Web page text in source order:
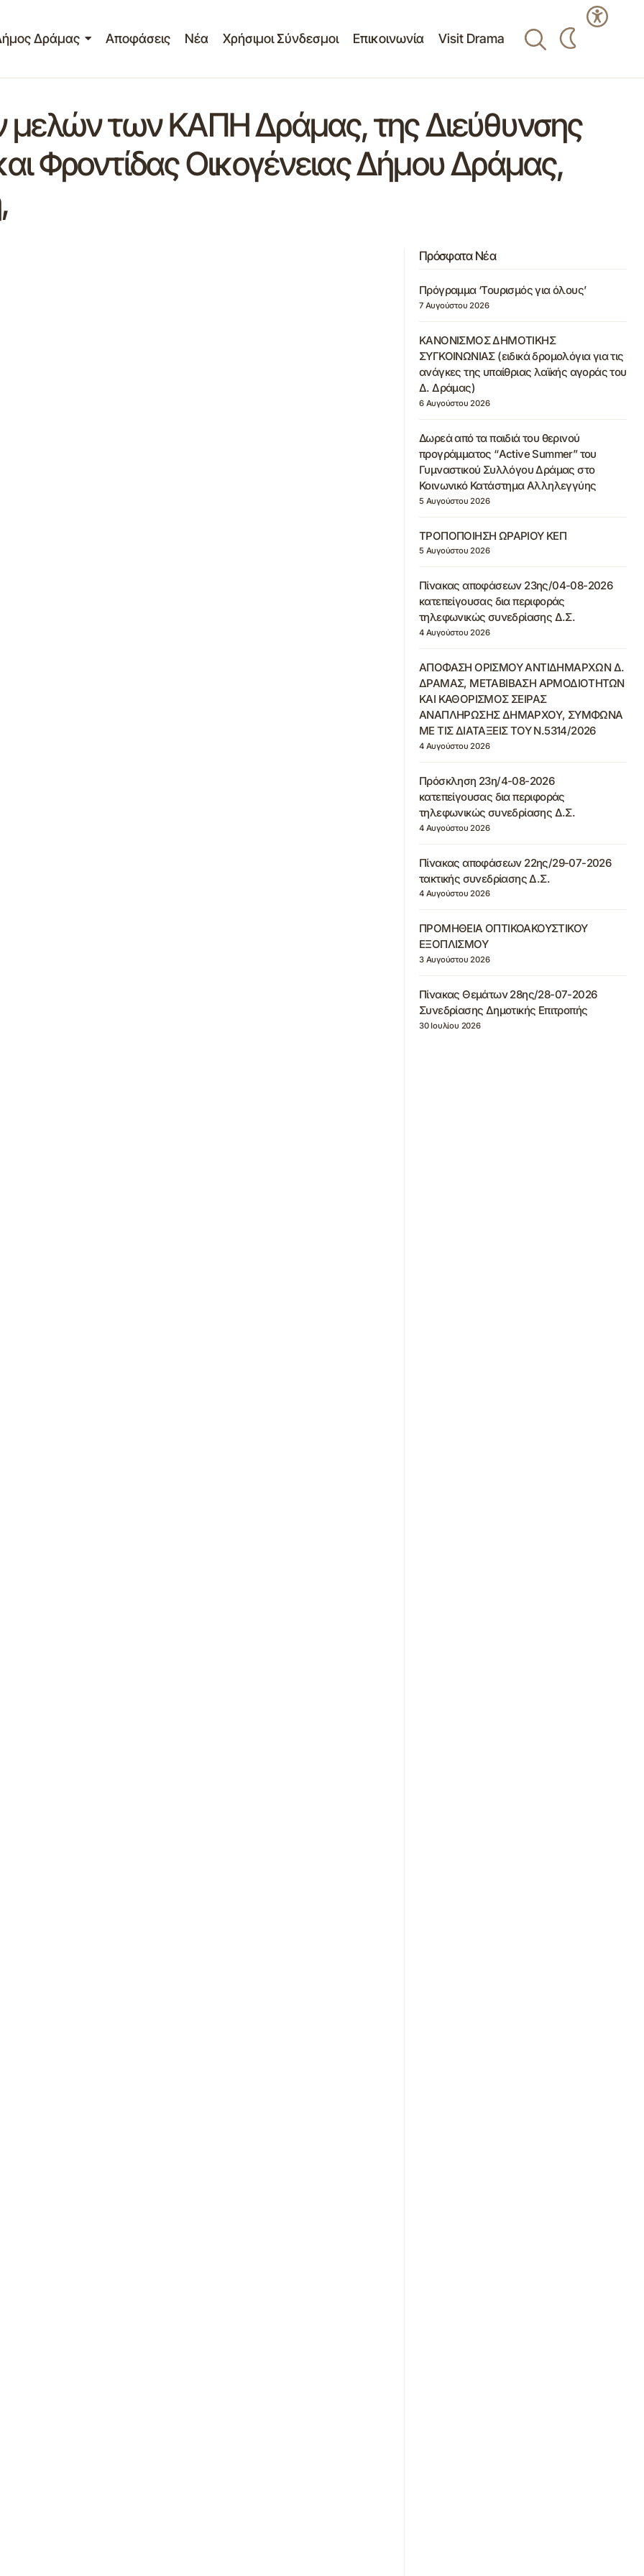
Δράμας Αποφάσεις Νέα Χρήσιμοι Σύνδεσμοι Επικοινωνία Visit Drama
μελών των ΚΑΠΗ Δράμας, της Διεύθυνσης
Φροντίδας Οικογένειας Δήμου Δράμας,
Πρόσφατα Νέα
Πρόγραμμα ‘Τουρισμός για όλους’
7 Αυγούστου 2026
ΚΑΝΟΝΙΣΜΟΣ ΔΗΜΟΤΙΚΗΣ
ΣΥΓΚΟΙΝΩΝΙΑΣ (ειδικά δρομολόγια για τις
ανάγκες της υπαίθριας λαϊκής αγοράς του
Δ. Δράμας)
6 Αυγούστου 2026
Δωρεά από τα παιδιά του θερινού
προγράμματος “Active Summer” του
Γυμναστικού Συλλόγου Δράμας στο
Κοινωνικό Κατάστημα Αλληλεγγύης
5 Αυγούστου 2026
ΤΡΟΠΟΠΟΙΗΣΗ ΩΡΑΡΙΟΥ ΚΕΠ
5 Αυγούστου 2026
Πίνακας αποφάσεων 23ης/04-08-2026
κατεπείγουσας δια περιφοράς
τηλεφωνικώς συνεδρίασης Δ.Σ.
4 Αυγούστου 2026
ΑΠΟΦΑΣΗ ΟΡΙΣΜΟΥ ΑΝΤΙΔΗΜΑΡΧΩΝ Δ.
ΔΡΑΜΑΣ, ΜΕΤΑΒΙΒΑΣΗ ΑΡΜΟΔΙΟΤΗΤΩΝ
ΚΑΙ ΚΑΘΟΡΙΣΜΟΣ ΣΕΙΡΑΣ
ΑΝΑΠΛΗΡΩΣΗΣ ΔΗΜΑΡΧΟΥ, ΣΥΜΦΩΝΑ
ΜΕ ΤΙΣ ΔΙΑΤΑΞΕΙΣ ΤΟΥ Ν.5314/2026
4 Αυγούστου 2026
Πρόσκληση 23η/4-08-2026
κατεπείγουσας δια περιφοράς
τηλεφωνικώς συνεδρίασης Δ.Σ.
4 Αυγούστου 2026
Πίνακας αποφάσεων 22ης/29-07-2026
τακτικής συνεδρίασης Δ.Σ.
4 Αυγούστου 2026
ΠΡΟΜΗΘΕΙΑ ΟΠΤΙΚΟΑΚΟΥΣΤΙΚΟΥ
ΕΞΟΠΛΙΣΜΟΥ
3 Αυγούστου 2026
Πίνακας Θεμάτων 28ης/28-07-2026
Συνεδρίασης Δημοτικής Επιτροπής
30 Ιουλίου 2026